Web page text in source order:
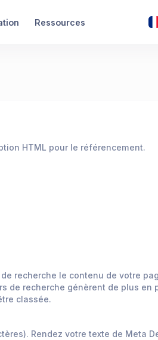
Ressources
HTML pour le référencement.
recherche le contenu de votre
de recherche génèrent de plus en
classée.
Rendez votre texte de Meta